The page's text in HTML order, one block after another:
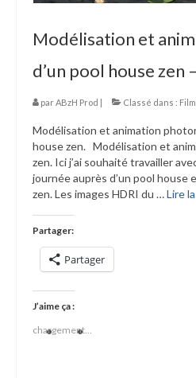
Modélisation et
d’un pool house zen
par ABzH Prod | Classé dans :
Modélisation et animation
house zen. Modélisation et
zen. Ici j’ai souhaité travailler
journée auprès d’un pool house
zen. Les images HDRI du …Lire
Partager:
Partager
J’aime ça :
chargement…